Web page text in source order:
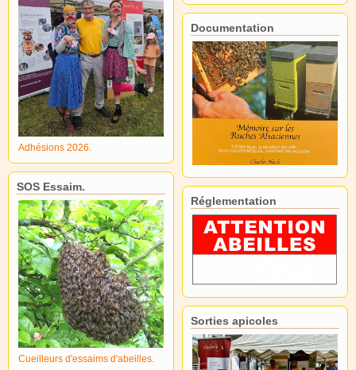
Adhésions 2026.
SOS Essaim.
Cueilleurs d'essaims d'abeilles.
Documentation
Réglementation
Sorties apicoles